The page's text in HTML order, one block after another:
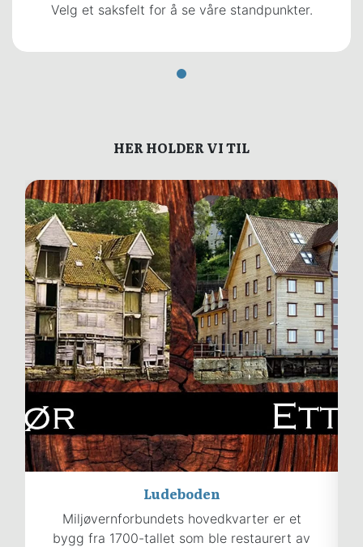
Velg et saksfelt for å se våre standpunkter.
HER HOLDER VI TIL
Ludeboden
Miljøvernforbundets hovedkvarter er et
bygg fra 1700-tallet som ble restaurert av